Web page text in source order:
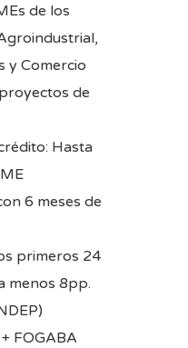
de los
y Comercio
de
Hasta
6 meses de
primeros 24
menos 8pp.
FOGABA